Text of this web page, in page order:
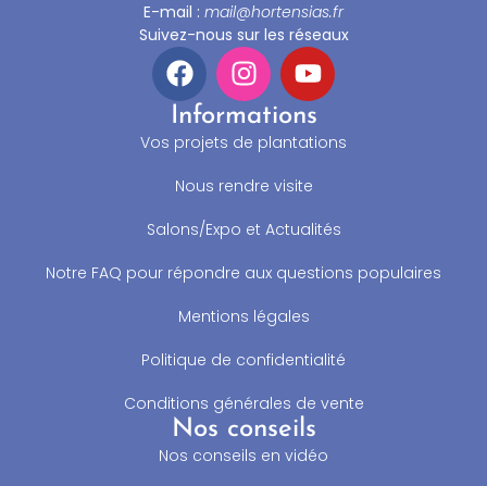
E-mail : mail@hortensias.fr
Suivez-nous sur les réseaux
Informations
Vos projets de plantations
Nous rendre visite
Salons/Expo et Actualités
Notre FAQ pour répondre aux questions populaires
Mentions légales
Politique de confidentialité
Conditions générales de vente
Nos conseils
Nos conseils en vidéo